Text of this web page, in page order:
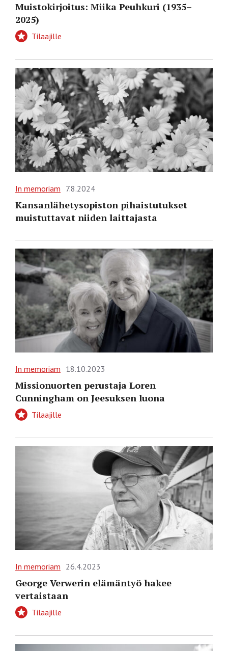
Muistokirjoitus: Miika Peuhkuri (1935–
2025)
Tilaajille
In memoriam 7.8.2024
Kansanlähetysopiston pihaistutukset
muistuttavat niiden laittajasta
In memoriam 18.10.2023
Missionuorten perustaja Loren
Cunningham on Jeesuksen luona
Tilaajille
In memoriam 26.4.2023
George Verwerin elämäntyö hakee
vertaistaan
Tilaajille